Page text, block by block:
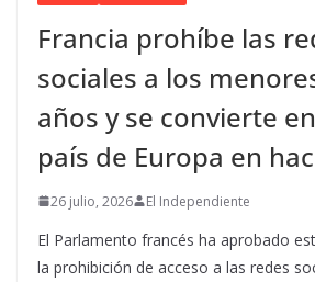
Francia prohíbe las
sociales a los
años y se convierte
país de Europa en
26 julio, 2026 El Independiente
El Parlamento francés ha aprobado
la prohibición de acceso a las redes